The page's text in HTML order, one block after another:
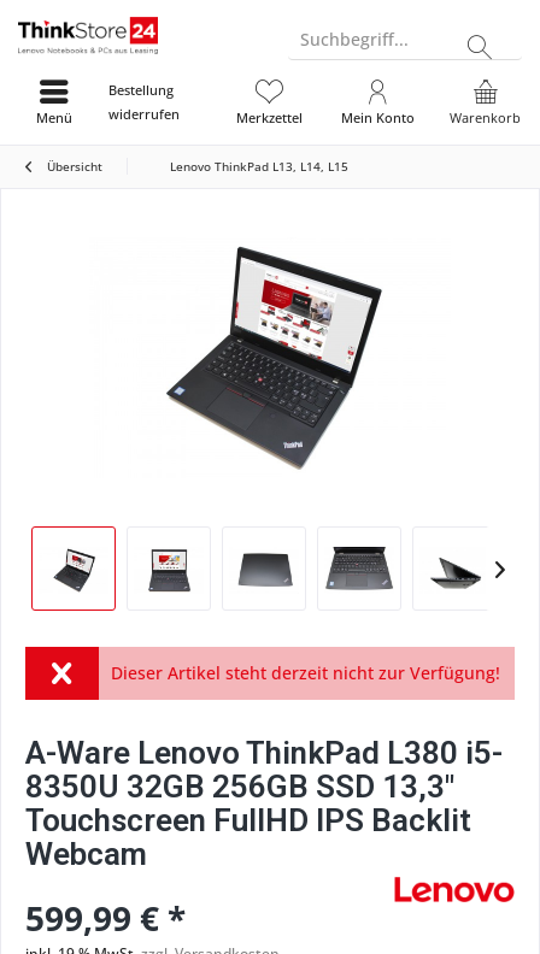
Suchbegriff...
Bestellung
widerrufen
Warenkorb
Merkzettel Mein Konto
Menü
Übersicht Lenovo ThinkPad L13, L14, L15
Dieser Artikel steht derzeit nicht zur Verfügung!
A-Ware Lenovo ThinkPad L380 i5-
8350U 32GB 256GB SSD 13,3"
Touchscreen FullHD IPS Backlit
Webcam
599,99 € *